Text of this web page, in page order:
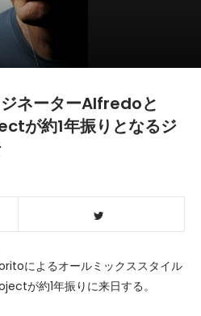
ネーターAlfredoと
が約1年振りとなるジ
によるオールミックススタイル
が約1年振りに来日する。